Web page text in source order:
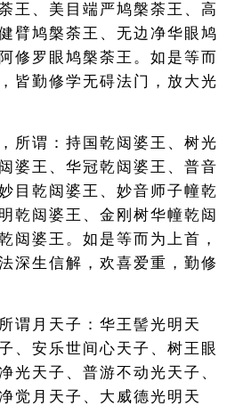
王、美目端严鸠槃荼王、高
臂鸠槃荼王、无边净华眼鸠
修罗眼鸠槃荼王。如是等而
皆勤修学无碍法门，放大光
所谓：持国乾闼婆王、树光
婆王、华冠乾闼婆王、普音
目乾闼婆王、妙音师子幢乾
乾闼婆王、金刚树华幢乾闼
闼婆王。如是等而为上首，
深生信解，欢喜爱重，勤修
谓月天子：华王髻光明天
、安乐世间心天子、树王眼
光天子、普游不动光天子、
觉月天子、大威德光明天